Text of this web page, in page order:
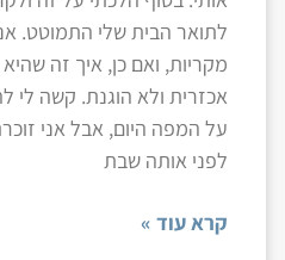
לתואר הבית שלי התמוטט.
מקריות, ואם כן, איך זה
אכזרית ולא הוגנת. קשה לי
על המפה היום, אבל אני
לפני אותה שבת
קרא עוד »